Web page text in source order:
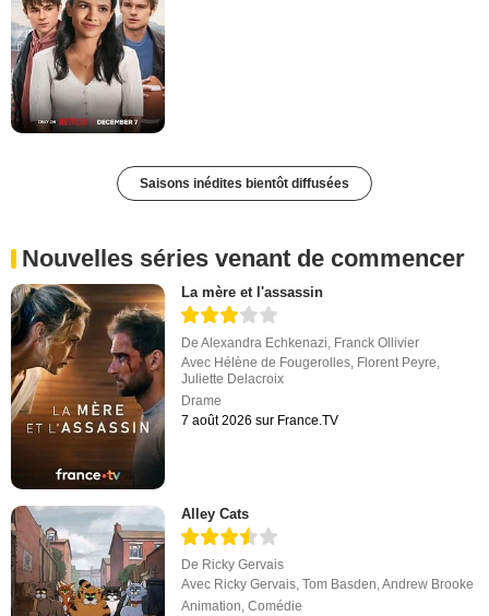
Saisons inédites bientôt diffusées
Nouvelles séries venant de commencer
La mère et l'assassin
DeAlexandra Echkenazi Franck Ollivier
Avec Hélène de Fougerolles Florent Peyre
Juliette Delacroix
Drame
7 août 2026 sur France.TV
Alley Cats
De Ricky Gervais
Avec Ricky Gervais,Tom Basden,Andrew Brooke
Animation,Comédie